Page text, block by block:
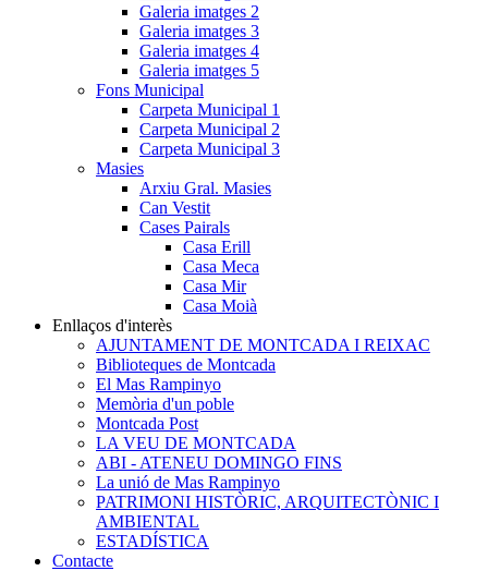
Galeria imatges 2
Galeria imatges 3
Galeria imatges 4
Galeria imatges 5
Fons Municipal
Carpeta Municipal 1
Carpeta Municipal 2
Carpeta Municipal 3
Masies
Arxiu Gral. Masies
Can Vestit
Cases Pairals
Casa Erill
Casa Meca
Casa Mir
Casa Moià
Enllaços d'interès
AJUNTAMENT DE MONTCADA I REIXAC
Biblioteques de Montcada
El Mas Rampinyo
Memòria d'un poble
Montcada Post
LA VEU DE MONTCADA
ABI - ATENEU DOMINGO FINS
La unió de Mas Rampinyo
PATRIMONI HISTÒRIC, ARQUITECTÒNIC I
AMBIENTAL
ESTADÍSTICA
Contacte